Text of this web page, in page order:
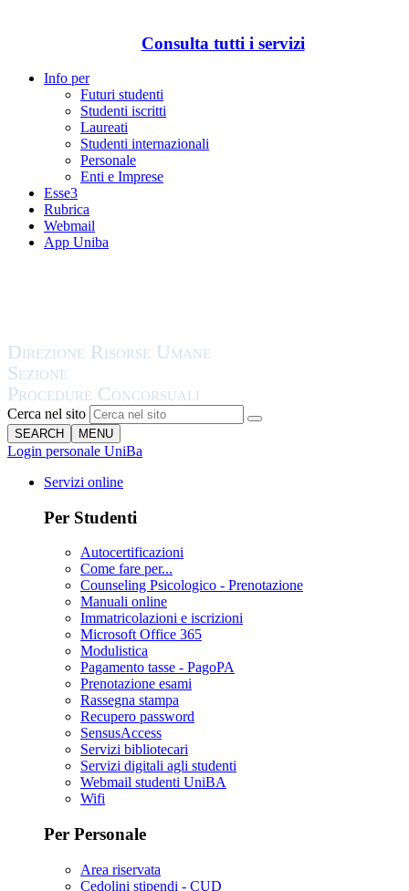
Consulta tutti i servizi
Info per
Futuri studenti
Studenti iscritti
Laureati
Studenti internazionali
Personale
Enti e Imprese
Esse3
Rubrica
Webmail
App Uniba
Cerca nel sito
SEARCH MENU
Login personale UniBa
Servizi online
Per Studenti
Autocertificazioni
Come fare per...
Counseling Psicologico - Prenotazione
Manuali online
Immatricolazioni e iscrizioni
Microsoft Office 365
Modulistica
Pagamento tasse - PagoPA
Prenotazione esami
Rassegna stampa
Recupero password
SensusAccess
Servizi bibliotecari
Servizi digitali agli studenti
Webmail studenti UniBA
Wifi
Per Personale
Area riservata
Cedolini stipendi - CUD